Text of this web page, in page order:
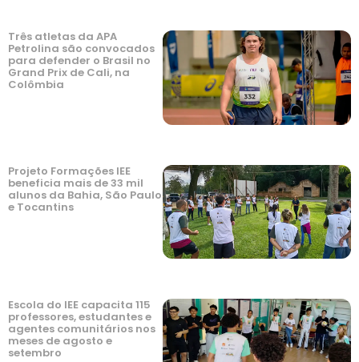
Três atletas da APA
Petrolina são convocados
para defender o Brasil no
Grand Prix de Cali, na
Colômbia
Projeto Formações IEE
beneficia mais de 33 mil
alunos da Bahia, São Paulo
e Tocantins
Escola do IEE capacita 115
professores, estudantes e
agentes comunitários nos
meses de agosto e
setembro